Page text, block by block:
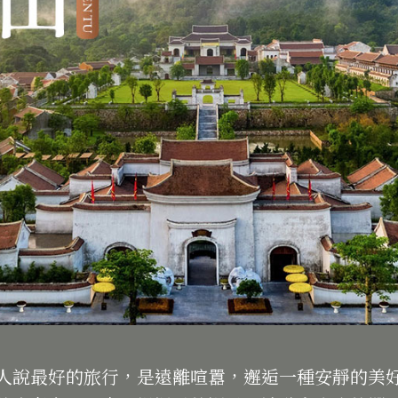
說最好的旅行，是遠離喧囂，邂逅一種安靜的美